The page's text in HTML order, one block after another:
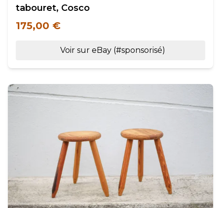
tabouret, Cosco
175,00 €
Voir sur eBay (#sponsorisé)